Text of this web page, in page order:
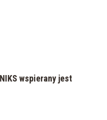
wspierany jest